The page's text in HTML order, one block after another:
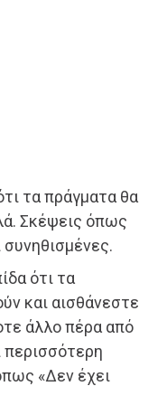
τα πράγματα θα
Σκέψεις όπως
συνηθισμένες.
ότι τα
και αισθάνεστε
άλλο πέρα από
«Δεν έχει